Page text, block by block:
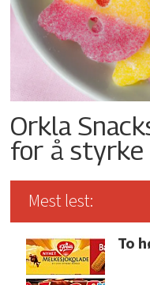
Orkla
for å styrke
Mest lest:
To